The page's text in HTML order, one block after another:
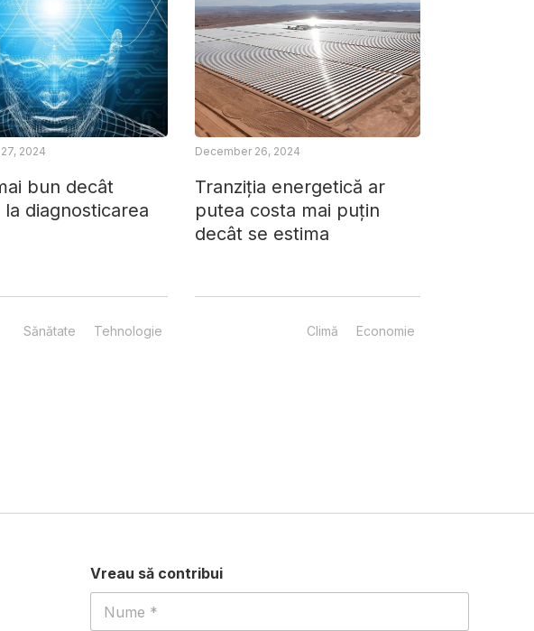
bun decât
la diagnosticarea
2024
Sănătate Tehnologie
Tranziția energetică ar
putea costa mai puțin
decât se estima
December 26, 2024
Climă Economie